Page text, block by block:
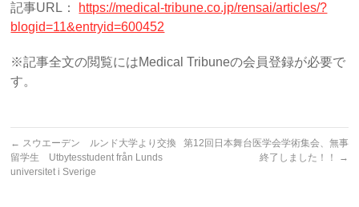
記事URL： https://medical-tribune.co.jp/rensai/articles/?
blogid=11&entryid=600452
※記事全文の閲覧にはMedical Tribuneの会員登録が必要で
す。
← スウエーデン ルンド大学より交換
留学生 Utbytesstudent från Lunds
universitet i Sverige
第12回日本舞台医学会学術集会、無事
終了しました！！
→